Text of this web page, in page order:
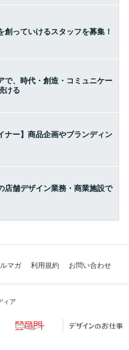
創っていけるスタッフを募集！
で、時代・創造・コミュニケー
ける
ナー】商品企画やブランディン
店舗デザイン業務・商業施設で
マガ 利用規約 お問い合わせ
ィア